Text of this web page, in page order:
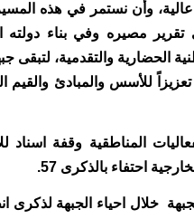
وأن نستمر في هذه
مصيره وفي بناء دولته
الحضارية والتقدمية،
تعزيزاً للأسس والمبادئ
المناطقية وقفة اسناد
احتفاء بالذكرى 57.